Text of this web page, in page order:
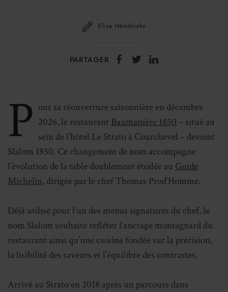
Elisa Hendrickx
PARTAGER
P our sa réouverture saisonnière en décembre
2026, le restaurant Baumanière 1850 – situé au
sein de l’hôtel Le Strato à Courchevel – devient
Slalom 1850. Ce changement de nom accompagne
l’évolution de la table doublement étoilée au Guide
Michelin, dirigée par le chef Thomas Prod’Homme.
Déjà utilisé pour l’un des menus signatures du chef, le
nom Slalom souhaite refléter l’ancrage montagnard du
restaurant ainsi qu’une cuisine fondée sur la précision,
la lisibilité des saveurs et l’équilibre des contrastes.
Arrivé au Strato en 2018 après un parcours dans